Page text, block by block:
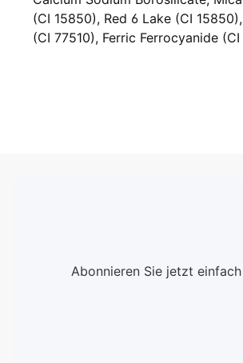
(CI 15850), Red 6 Lake (CI
(CI 77510), Ferric Ferrocyanide
Abonnieren Sie jetzt